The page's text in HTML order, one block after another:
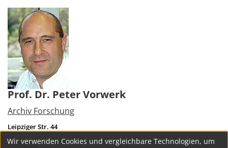
Prof. Dr. Peter Vorwerk
Archiv Forschung
Leipziger Str. 44
39120
Magdeburg
Wir verwenden Cookies und vergleichbare Technologien, um